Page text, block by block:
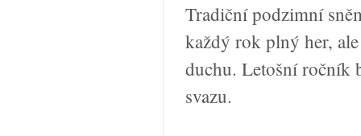
Tradiční podzimní
každý rok plný her,
duchu. Letošní ročník
svazu.